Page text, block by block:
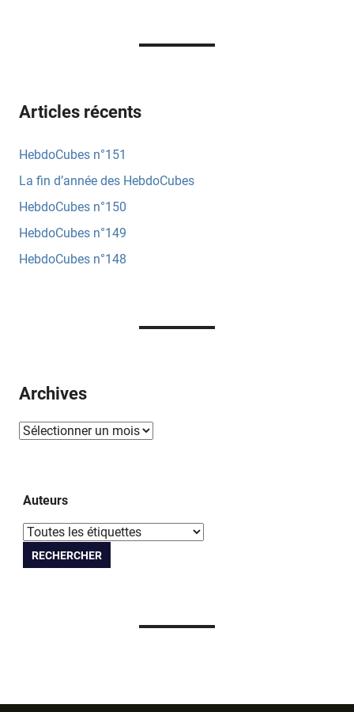
Lalex
Lamo
Mathieu
Nicolas
Boulesteix
Nimentrix
Winny
Articles récents
HebdoCubes n°151
La fin d’année des HebdoCubes
HebdoCubes n°150
HebdoCubes n°149
HebdoCubes n°148
Archives
Auteurs